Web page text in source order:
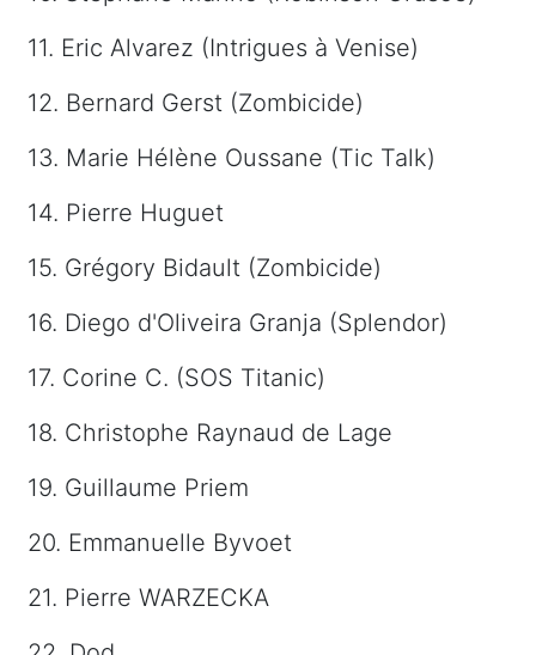
11. Eric Alvarez (Intrigues à Venise)
12. Bernard Gerst (Zombicide)
13. Marie Hélène Oussane (Tic Talk)
14. Pierre Huguet
15. Grégory Bidault (Zombicide)
16. Diego d'Oliveira Granja (Splendor)
17. Corine C. (SOS Titanic)
18. Christophe Raynaud de Lage
19. Guillaume Priem
20. Emmanuelle Byvoet
21. Pierre WARZECKA